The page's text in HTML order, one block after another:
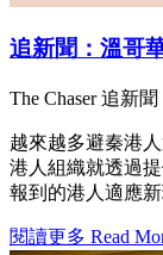
追新聞：溫哥
The Chaser 追新聞
越來越多避秦港
港人組織就透過
報到的港人適應新
閱讀更多 Read